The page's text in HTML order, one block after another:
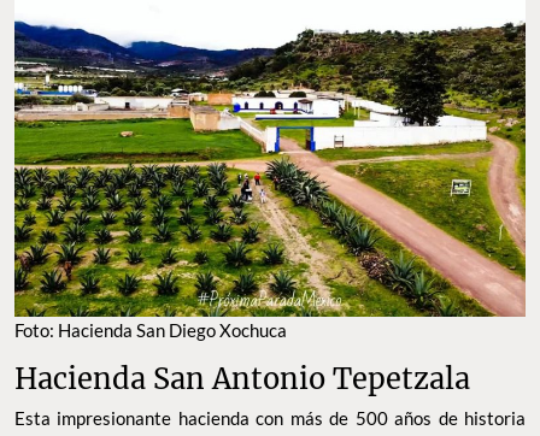
FOTO: HACIENDA SAN DIEGO XOCHUCA
Hacienda San Antonio Tepetzala
Esta impresionante hacienda con más de 500 años de historia
ofrece, además de un bello espacio para bodas y otras
celebraciones, experiencias a la medida para los amantes de la